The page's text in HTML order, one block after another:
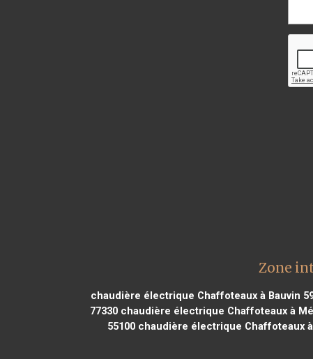
Zone
chaudière électrique Chaffoteaux à Bauvin
77330 chaudière électrique Chaffoteaux à
55100chaudière électrique Chaffoteaux à